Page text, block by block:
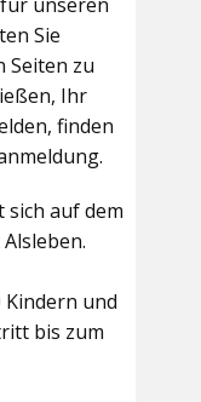
Sie
Seiten zu
Ihr
finden
sich auf dem
Kindern und
bis zum